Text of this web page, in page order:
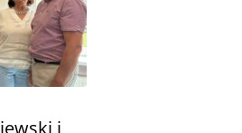
i